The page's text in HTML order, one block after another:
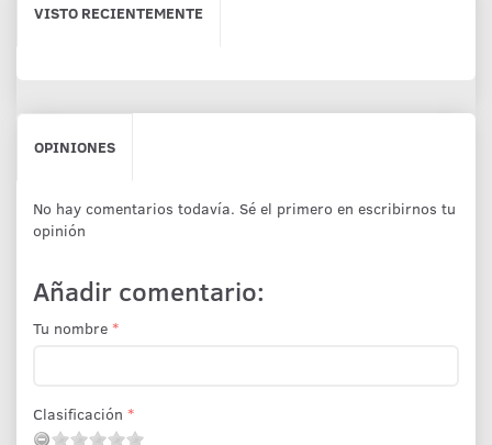
VISTO RECIENTEMENTE
OPINIONES
No hay comentarios todavía. Sé el primero en escribirnos tu
opinión
Añadir comentario:
Tu nombre
Clasificación